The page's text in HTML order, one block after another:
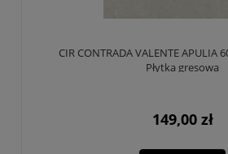
CIR CONTRADA VALENTE APULIA
Płytka gresowa
149,00 zł